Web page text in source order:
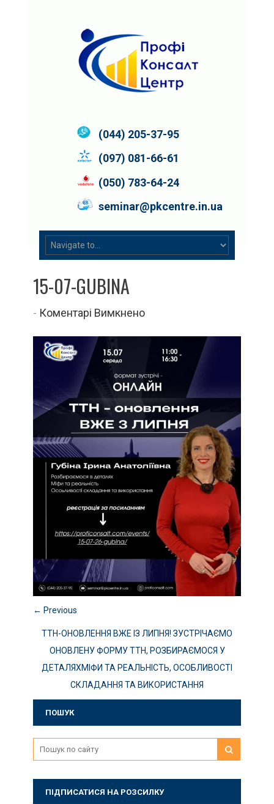
(044) 205-37-95
(097) 081-66-61
(050) 783-64-24
seminar@pkcentre.in.ua
15-07-GUBINA
- Коментарі Вимкненодо
15-
gubina
← Previous
ТТН-ОНОВЛЕННЯ ВЖЕ ІЗ ЛИПНЯ! ЗУСТРІЧАЄМО
ОНОВЛЕНУ ФОРМУ ТТН, РОЗБИРАЄМОСЯ У
ДЕТАЛЯХМІФИ ТА РЕАЛЬНІСТЬ, ОСОБЛИВОСТІ
СКЛАДАННЯ ТА ВИКОРИСТАННЯ
ПОШУК
ПІДПИСАТИСЯ НА РОЗСИЛКУ